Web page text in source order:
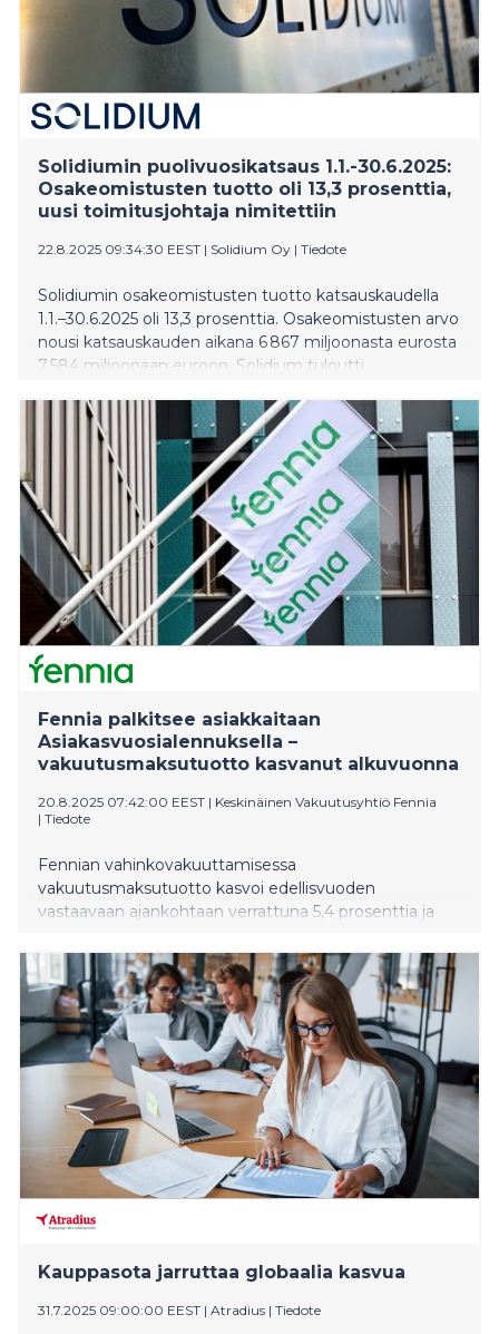
Solidiumin puolivuosikatsaus 1.1.-30.6.2025:
Osakeomistusten tuotto oli 13,3 prosenttia,
uusi toimitusjohtaja nimitettiin
22.8.2025 09:34:30 EEST | Solidium Oy | Tiedote
Solidiumin osakeomistusten tuotto katsauskaudella
1.1.–30.6.2025 oli 13,3 prosenttia. Osakeomistusten arvo
nousi katsauskauden aikana 6 867 miljoonasta eurosta
7 584 miljoonaan euroon. Solidium tuloutti
Suomen valtiolle.
Fennia palkitsee asiakkaitaan
Asiakasvuosialennuksella –
vakuutusmaksutuotto kasvanut alkuvuonna
20.8.2025 07:42:00 EEST | Keskinäinen Vakuutusyhtiö Fennia
| Tiedote
Fennian vahinkovakuuttamisessa
vakuutusmaksutuotto kasvoi edellisvuoden
vastaavaan ajankohtaan verrattuna 5,4 prosenttia ja
asiakas- ja henkilöstökokemuksensa kehittämistä ja
investoi liiketoimintansa kehittämiseen. Hanna
Hartikainen aloitti toimitusjohtajana maaliskuussa
2025.
Kauppasota jarruttaa globaalia kasvua
31.7.2025 09:00:00 EEST | Atradius | Tiedote